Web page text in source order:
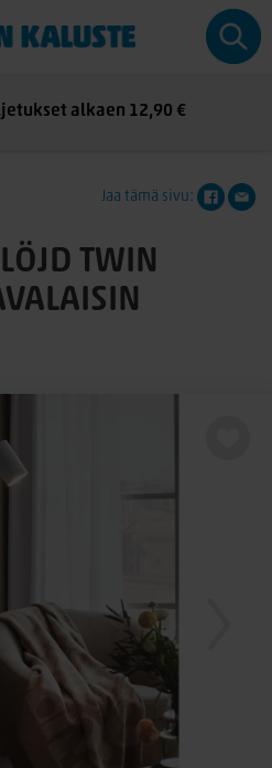
alkaen 12,90 €
Jaa tämä sivu:
TWIN